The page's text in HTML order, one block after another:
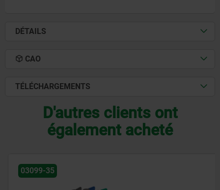
DÉTAILS
CAO
TÉLÉCHARGEMENTS
D'autres clients ont
également acheté
03099-35